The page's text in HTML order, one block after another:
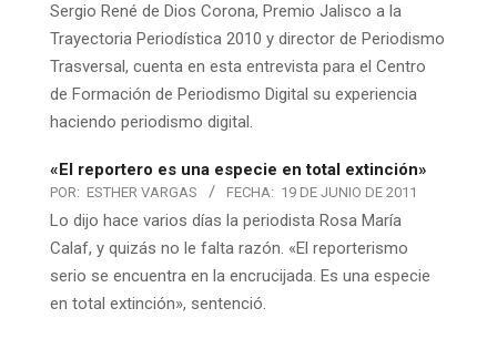
Sergio René de Dios Corona, Premio Jalisco a la
Trayectoria Periodística 2010 y director de Periodismo
Trasversal, cuenta en esta entrevista para el Centro
de Formación de Periodismo Digital su experiencia
haciendo periodismo digital.
«El reportero es una especie en total extinción»
POR: ESTHER VARGAS FECHA: 19 DE JUNIO DE 2011
Lo dijo hace varios días la periodista Rosa María
Calaf, y quizás no le falta razón. «El reporterismo
serio se encuentra en la encrucijada. Es una especie
en total extinción», sentenció.